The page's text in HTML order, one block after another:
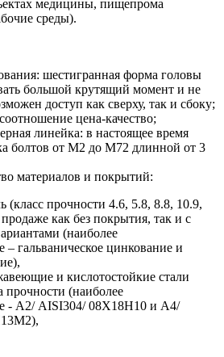
медицины, пищепрома
среды).
шестигранная форма головы
большой крутящий момент и не
доступ как сверху, так и сбоку;
цена-качество;
линейка: в настоящее время
болтов от М2 до М72 длинной от 3
материалов и покрытий:
(класс прочности 4.6, 5.8, 8.8, 10.9,
как без покрытия, так и с
(наиболее
– гальваническое цинкование и
и кислотостойкие стали
прочности (наиболее
- А2/ AISI304/ 08Х18Н10 и A4/